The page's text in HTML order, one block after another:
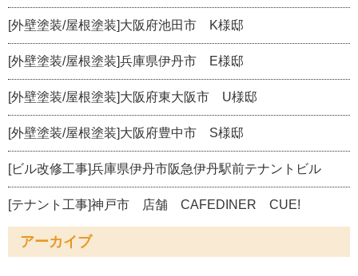
[外壁塗装/屋根塗装]大阪府池田市 K様邸
[外壁塗装/屋根塗装]兵庫県伊丹市 E様邸
[外壁塗装/屋根塗装]大阪府東大阪市 U様邸
[外壁塗装/屋根塗装]大阪府豊中市 S様邸
[ビル改修工事]兵庫県伊丹市阪急伊丹駅前テナントビル
[テナント工事]神戸市 店舗 CAFEDINER CUE!
アーカイブ